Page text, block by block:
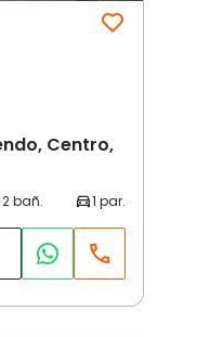
Centro,